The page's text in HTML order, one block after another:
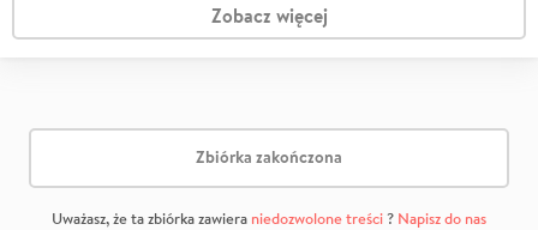
Zobacz więcej
Zbiórka zakończona
Uważasz, że ta zbiórka zawiera niedozwolone treści? Napisz do nas